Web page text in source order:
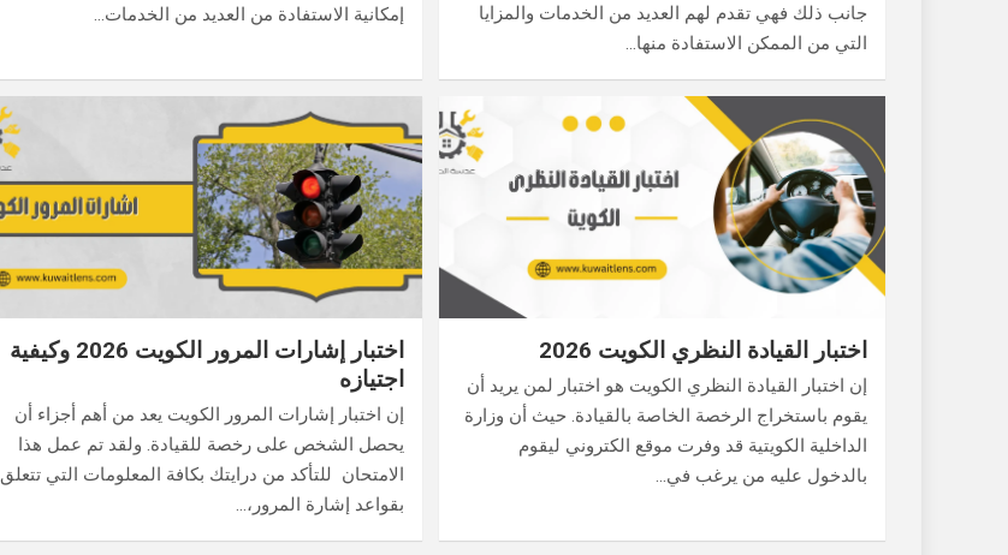
جانب ذلك فهي تقدم لهم العديد من الخدمات والمزايا
التي من الممكن الاستفادة منها…
إمكانية الاستفادة من العديد من الخدمات…
اختبار القيادة النظري الكويت 2026
إن اختبار القيادة النظري الكويت هو اختبار لمن يريد أن
يقوم باستخراج الرخصة الخاصة بالقيادة. حيث أن وزارة
الداخلية الكويتية قد وفرت موقع الكتروني ليقوم
بالدخول عليه من يرغب في…
اختبار إشارات المرور الكويت 2026 وكيفية
اجتيازه
إن اختبار إشارات المرور الكويت يعد من أهم أجزاء أن
يحصل الشخص على رخصة للقيادة. ولقد تم عمل هذا
الامتحان للتأكد من درايتك بكافة المعلومات التي تتعلق
بقواعد إشارة المرور،…